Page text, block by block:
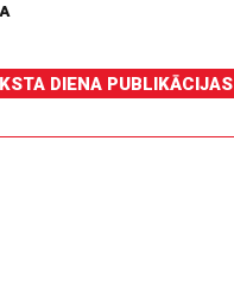
DIENA PUBLIKĀCIJAS